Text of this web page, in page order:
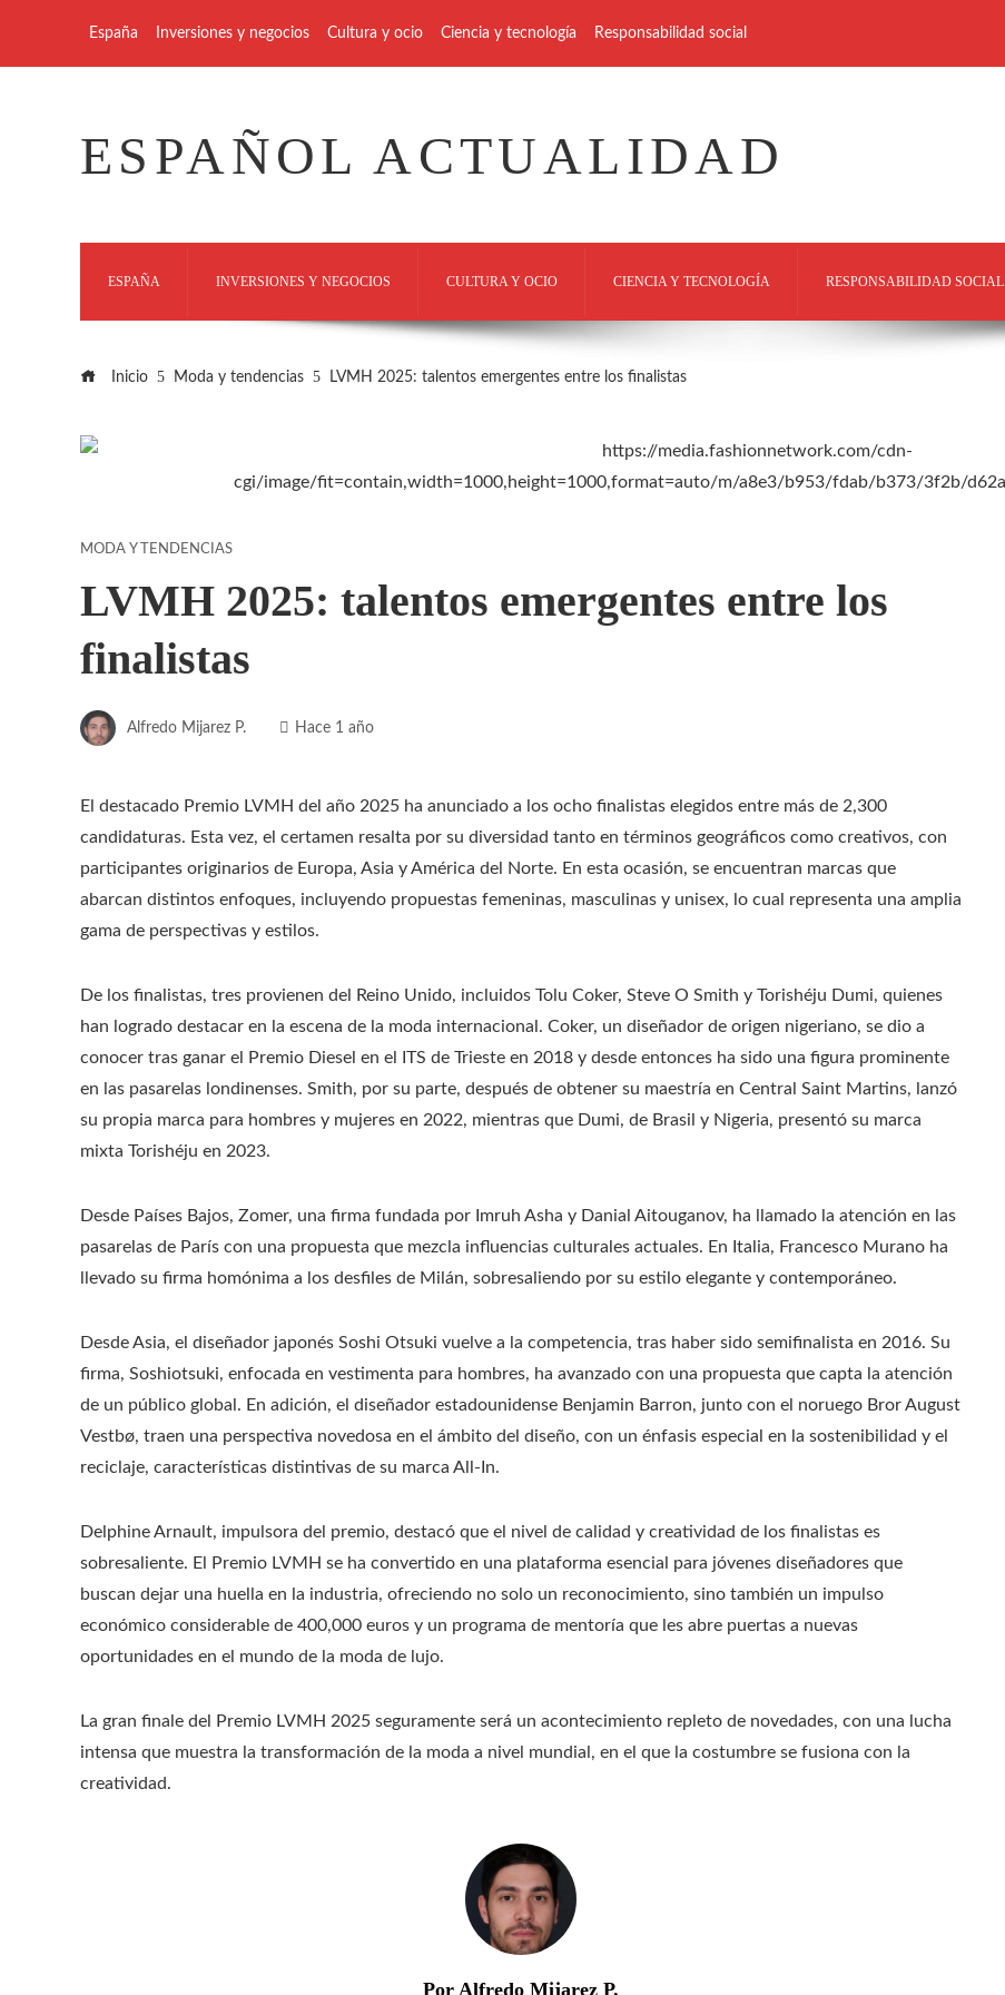
España Inversiones y negocios Cultura y ocio Ciencia y tecnología Responsabilidad social
ESPAÑOL ACTUALIDAD
ESPAÑA INVERSIONES Y NEGOCIOS CULTURA Y OCIO CIENCIA Y TECNOLOGÍA RESPONSABILIDAD SOCIAL
Inicio Moda y tendencias LVMH 2025: talentos emergentes entre los finalistas
MODA Y TENDENCIAS
LVMH 2025: talentos emergentes entre los
finalistas
Alfredo Mijarez P. Hace 1 año
El destacado Premio LVMH del año 2025 ha anunciado a los ocho finalistas elegidos entre más de 2,300
candidaturas. Esta vez, el certamen resalta por su diversidad tanto en términos geográficos como creativos, con
participantes originarios de Europa, Asia y América del Norte. En esta ocasión, se encuentran marcas que
abarcan distintos enfoques, incluyendo propuestas femeninas, masculinas y unisex, lo cual representa una amplia
gama de perspectivas y estilos.
De los finalistas, tres provienen del Reino Unido, incluidos Tolu Coker, Steve O Smith y Torishéju Dumi, quienes
han logrado destacar en la escena de la moda internacional. Coker, un diseñador de origen nigeriano, se dio a
conocer tras ganar el Premio Diesel en el ITS de Trieste en 2018 y desde entonces ha sido una figura prominente
en las pasarelas londinenses. Smith, por su parte, después de obtener su maestría en Central Saint Martins, lanzó
su propia marca para hombres y mujeres en 2022, mientras que Dumi, de Brasil y Nigeria, presentó su marca
mixta Torishéju en 2023.
Desde Países Bajos, Zomer, una firma fundada por Imruh Asha y Danial Aitouganov, ha llamado la atención en las
pasarelas de París con una propuesta que mezcla influencias culturales actuales. En Italia, Francesco Murano ha
llevado su firma homónima a los desfiles de Milán, sobresaliendo por su estilo elegante y contemporáneo.
Desde Asia, el diseñador japonés Soshi Otsuki vuelve a la competencia, tras haber sido semifinalista en 2016. Su
firma, Soshiotsuki, enfocada en vestimenta para hombres, ha avanzado con una propuesta que capta la atención
de un público global. En adición, el diseñador estadounidense Benjamin Barron, junto con el noruego Bror August
Vestbø, traen una perspectiva novedosa en el ámbito del diseño, con un énfasis especial en la sostenibilidad y el
reciclaje, características distintivas de su marca All-In.
Delphine Arnault, impulsora del premio, destacó que el nivel de calidad y creatividad de los finalistas es
sobresaliente. El Premio LVMH se ha convertido en una plataforma esencial para jóvenes diseñadores que
buscan dejar una huella en la industria, ofreciendo no solo un reconocimiento, sino también un impulso
económico considerable de 400,000 euros y un programa de mentoría que les abre puertas a nuevas
oportunidades en el mundo de la moda de lujo.
La gran finale del Premio LVMH 2025 seguramente será un acontecimiento repleto de novedades, con una lucha
intensa que muestra la transformación de la moda a nivel mundial, en el que la costumbre se fusiona con la
creatividad.
Por Alfredo Mijarez P.